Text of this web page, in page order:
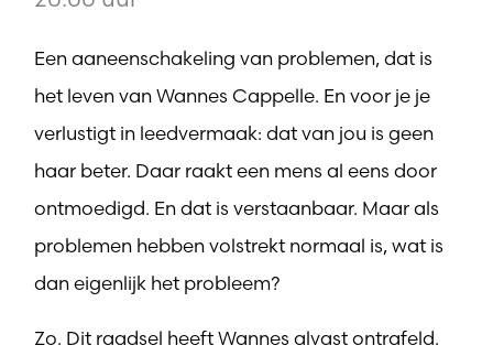
Een aaneenschakeling van problemen, dat is
het leven van Wannes Cappelle. En voor je je
verlustigt in leedvermaak: dat van jou is geen
haar beter. Daar raakt een mens al eens door
ontmoedigd. En dat is verstaanbaar. Maar als
problemen hebben volstrekt normaal is, wat is
dan eigenlijk het probleem?
Zo. Dit raadsel heeft Wannes alvast ontrafeld.